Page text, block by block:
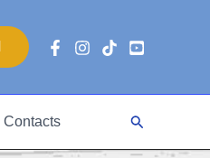
Contacts Rechercher